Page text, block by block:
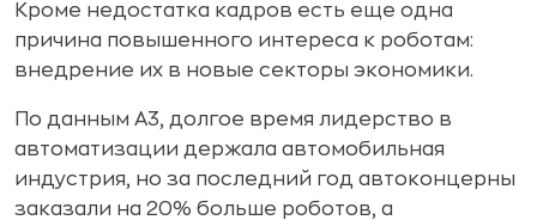
Кроме недостатка кадров есть еще одна
причина повышенного интереса к роботам:
внедрение их в новые секторы экономики.
По данным A3, долгое время лидерство в
автоматизации держала автомобильная
индустрия, но за последний год автоконцерны
заказали на 20% больше роботов, а